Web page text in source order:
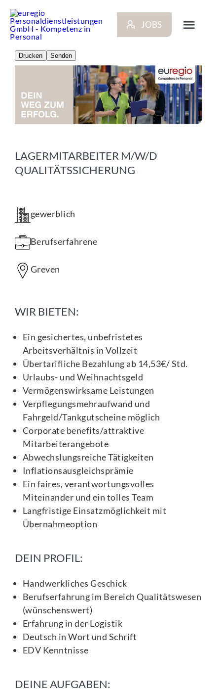
Inhalt
springen
JOBS
ARBEITGEBER
BEWERBER
STANDORTE
Drucken Senden
LAGERMITARBEITER M/W/D
QUALITÄTSSICHERUNG
gewerblich
Berufserfahrene
Greven
WIR BIETEN:
Ein gesichertes, unbefristetes
Arbeitsverhältnis in Vollzeit
Übertarifliche Bezahlung ab 14,53€/ Std.
Urlaubs- und Weihnachtsgeld
Vermögenswirksame Leistungen
Verpflegungsmehraufwand und
Fahrgeld/Tankgutscheine möglich
Corporate benefits/attraktive
Mitarbeiterangebote
Abwechslungsreiche Tätigkeiten
Inflationsausgleichsprämie
Ein faires, verantwortungsvolles
Miteinander und ein tolles Team
Langfristige Einsatzmöglichkeit mit
Übernahmeoption
DEIN PROFIL:
Handwerkliches Geschick
Berufserfahrung im Bereich Qualitätswesen
(wünschenswert)
Erfahrung in der Logistik
Deutsch in Wort und Schrift
EDV Kenntnisse
DEINE AUFGABEN: